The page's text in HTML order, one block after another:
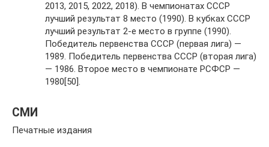
2013, 2015, 2022, 2018). В чемпионатах СССР
лучший результат 8 место (1990). В кубках СССР
лучший результат 2-е место в группе (1990).
Победитель первенства СССР (первая лига) —
1989. Победитель первенства СССР (вторая лига)
— 1986. Второе место в чемпионате РСФСР —
1980[50].
СМИ
Печатные издания